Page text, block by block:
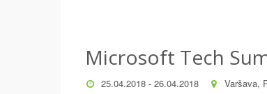
Microsoft Tech
25.04.2018 - 26.04.2018 Varšava,